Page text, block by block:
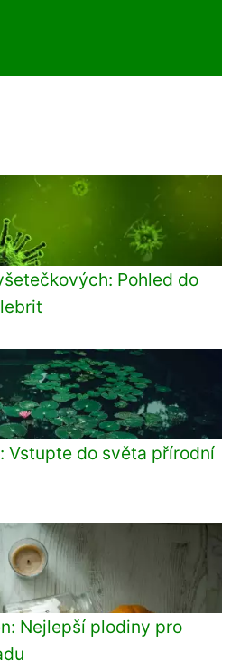
Pohled do
Vstupte do světa přírodní
Nejlepší plodiny pro